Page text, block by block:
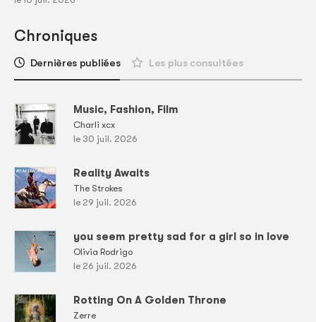
Chroniques
Dernières publiées Les plus consultées
Music, Fashion, Film
Charli xcx
le 30 juil. 2026
Reality Awaits
The Strokes
le 29 juil. 2026
you seem pretty sad for a girl so in love
Olivia Rodrigo
le 26 juil. 2026
Rotting On A Golden Throne
Zerre